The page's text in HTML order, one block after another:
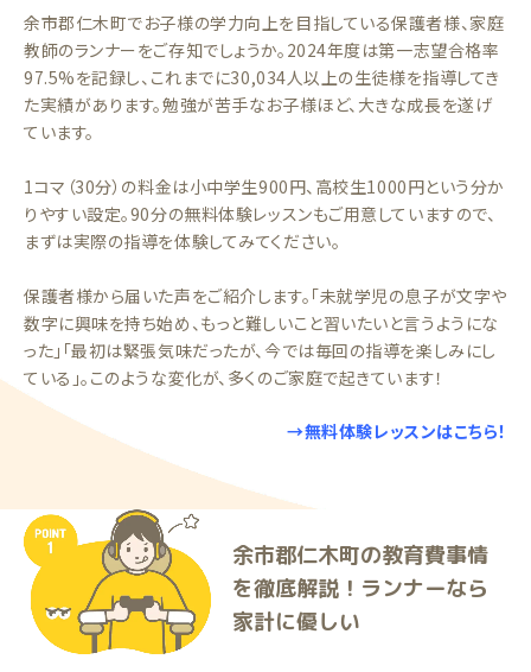
余市郡仁木町でお子様の学力向上を目指している保護者様、家庭
教師のランナーをご存知でしょうか。2024年度は第一志望合格率
97.5%を記録し、これまでに30,034人以上の生徒様を指導してき
た実績があります。勉強が苦手なお子様ほど、大きな成長を遂げ
ています。
1コマ（30分）の料金は小中学生900円、高校生1000円という分か
りやすい設定。90分の無料体験レッスンもご用意していますので、
まずは実際の指導を体験してみてください。
保護者様から届いた声をご紹介します。「未就学児の息子が文字や
数字に興味を持ち始め、もっと難しいこと習いたいと言うようにな
った」「最初は緊張気味だったが、今では毎回の指導を楽しみにし
ている」。このような変化が、多くのご家庭で起きています！
→無料体験レッスンはこちら！
余市郡仁木町の教育費事情
を徹底解説！ランナーなら
家計に優しい